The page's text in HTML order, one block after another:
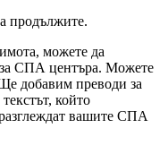
продължите.
можете да
за СПА центъра. Можете
добавим преводи за
който
вашите СПА